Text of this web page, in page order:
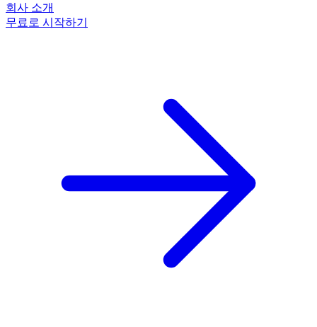
회사 소개
무료로 시작하기